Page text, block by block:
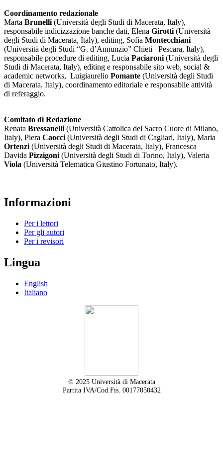
Coordinamento redazionale
Marta Brunelli (Università degli Studi di Macerata, Italy),
responsabile indicizzazione banche dati, Elena Girotti (Università
degli Studi di Macerata, Italy), editing, Sofia Montecchiani
(Università degli Studi “G. d’Annunzio” Chieti –Pescara, Italy),
responsabile procedure di editing, Lucia Paciaroni (Università degli
Studi di Macerata, Italy), editing e responsabile sito web, social &
academic networks, Luigiaurelio Pomante (Università degli Studi
di Macerata, Italy), coordinamento editoriale e responsabile attività
di referaggio.
Comitato di Redazione
Renata Bressanelli (Università Cattolica del Sacro Cuore di Milano,
Italy), Piera Caocci (Università degli Studi di Cagliari, Italy), Maria
Ortenzi (Università degli Studi di Macerata, Italy), Francesca
Davida Pizzigoni (Università degli Studi di Torino, Italy), Valeria
Viola (Università Telematica Giustino Fortunato, Italy).
Informazioni
Per i lettori
Per gli autori
Per i revisori
Lingua
English
Italiano
© 2025 Università di Macerata
Partita IVA/Cod.Fis. 00177050432